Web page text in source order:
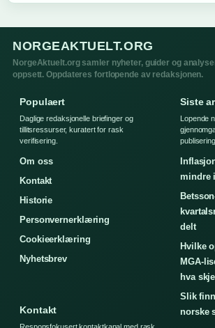
NORGEAKTUELT.ORG
NorgeAktuelt.org samler nyheter, guider og
oppsett. Oppdateres fortlopende av redaksjonen.
Populaert
Daglige redaksjonelle briefinger og
tillitsressurser, kuratert for rask
verifisering.
Om oss
Kontakt
Historie
Personvernerklæring
Cookieerklæring
Nyhetsbrev
Siste
Lopende
publisering.
mindre
delt
Hvilke
MGA-
hva
Slik
norske
Kontakt